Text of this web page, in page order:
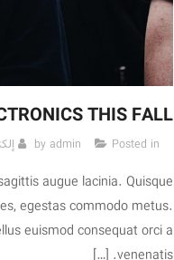
THIS FALL
by admin Posted in
augue lacinia. Quisque
egestas commodo metus.
euismod consequat orci a